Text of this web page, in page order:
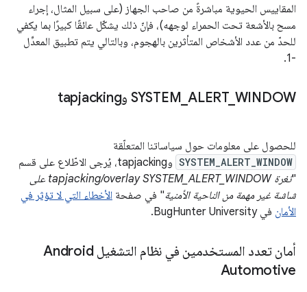
المقاييس الحيوية مباشرةً من صاحب الجهاز (على سبيل المثال، إجراء
مسح بالأشعة تحت الحمراء لوجهه)، فإنّ ذلك يشكّل عائقًا كبيرًا بما يكفي
للحدّ من عدد الأشخاص المتأثرين بالهجوم، وبالتالي يتم تطبيق المعدِّل
-1.
‫SYSTEM ALERT_ WINDOW وtapjacking
للحصول على معلومات حول سياساتنا المتعلّقة
SYSTEM_ALERT_WINDOW
وtapjacking، يُرجى الاطّلاع على قسم
"
ثغرة tapjacking/overlay SYSTEM_ALERT_WINDOW على
شاشة غير مهمة من الناحية الأمنية" في صفحة الأخطاء التي لا تؤثر في
الأمان في BugHunter University.
أمان تعدد المستخدمين في نظام التشغيل Android
Automotive